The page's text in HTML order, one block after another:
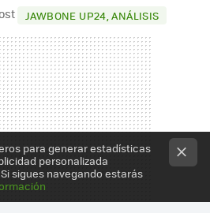
JAWBONE UP24, ANÁLISIS
para generar estadísticas
personalizada
sigues navegando estarás